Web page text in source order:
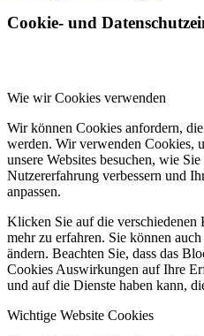
Cookie- und
Wie wir Cookies verwenden
Wir können Cookies anfordern,
werden. Wir verwenden Cookies,
unsere Websites besuchen, wie
Nutzererfahrung verbessern und
anpassen.
Klicken Sie auf die verschiedenen
mehr zu erfahren. Sie können
ändern. Beachten Sie, dass das
Cookies Auswirkungen auf Ihre
und auf die Dienste haben kann,
Wichtige Website Cookies